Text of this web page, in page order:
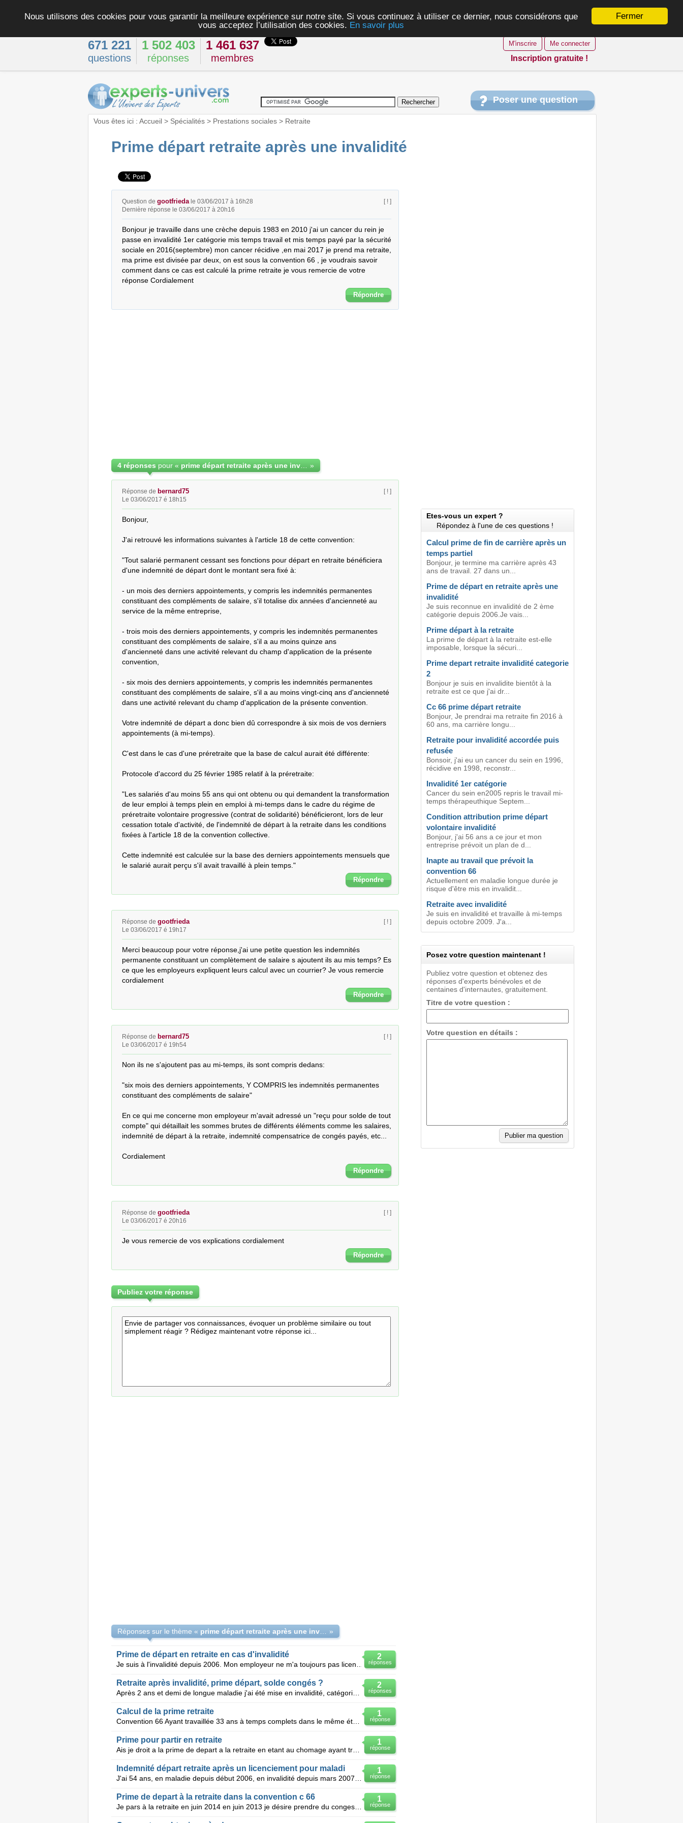
Fermer
Nous utilisons des cookies pour vous garantir la meilleure expérience sur notre site. Si vous continuez à utiliser ce dernier, nous considérons que
vous acceptez l’utilisation des cookies. En savoir plus
671 221
questions
1 502 403
réponses
1 461 637
membres
M'inscrire Me connecter
Inscription gratuite !
Poser une question
Vous êtes ici : Accueil> Spécialités> Prestations sociales> Retraite
Prime départ retraite après une invalidité
Question de gootfriedale 03/06/2017 à 16h28
Dernière réponse le 03/06/2017 à 20h16
[ ! ]
Bonjour je travaille dans une crèche depuis 1983 en 2010 j'ai un cancer du rein je
passe en invalidité 1er catégorie mis temps travail et mis temps payé par la sécurité
sociale en 2016(septembre) mon cancer récidive ,en mai 2017 je prend ma retraite,
ma prime est divisée par deux, on est sous la convention 66 , je voudrais savoir
comment dans ce cas est calculé la prime retraite je vous remercie de votre
réponse Cordialement
Répondre
4 réponses pour « prime départ retraite après une invalidité »
Réponse de bernard75
Le 03/06/2017 é 18h15
[ ! ]
Bonjour,
J'ai retrouvé les informations suivantes à l'article 18 de cette convention:
"Tout salarié permanent cessant ses fonctions pour départ en retraite bénéficiera
d'une indemnité de départ dont le montant sera fixé à:
- un mois des derniers appointements, y compris les indemnités permanentes
constituant des compléments de salaire, s'il totalise dix années d'ancienneté au
service de la même entreprise,
- trois mois des derniers appointements, y compris les indemnités permanentes
constituant des compléments de salaire, s'il a au moins quinze ans
d'ancienneté dans une activité relevant du champ d'application de la présente
convention,
- six mois des derniers appointements, y compris les indemnités permanentes
constituant des compléments de salaire, s'il a au moins vingt-cinq ans d'ancienneté
dans une activité relevant du champ d'application de la présente convention.
Votre indemnité de départ a donc bien dû correspondre à six mois de vos derniers
appointements (à mi-temps).
C'est dans le cas d'une préretraite que la base de calcul aurait été différente:
Protocole d'accord du 25 février 1985 relatif à la préretraite:
"Les salariés d'au moins 55 ans qui ont obtenu ou qui demandent la transformation
de leur emploi à temps plein en emploi à mi-temps dans le cadre du régime de
préretraite volontaire progressive (contrat de solidarité) bénéficieront, lors de leur
cessation totale d'activité, de l'indemnité de départ à la retraite dans les conditions
fixées à l'article 18 de la convention collective.
Cette indemnité est calculée sur la base des derniers appointements mensuels que
le salarié aurait perçu s'il avait travaillé à plein temps."
Répondre
Réponse de gootfrieda
Le 03/06/2017 é 19h17
[ ! ]
Merci beaucoup pour votre réponse,j'ai une petite question les indemnités
permanente constituant un complètement de salaire s ajoutent ils au mis temps? Es
ce que les employeurs expliquent leurs calcul avec un courrier? Je vous remercie
cordialement
Répondre
Réponse de bernard75
Le 03/06/2017 é 19h54
[ ! ]
Non ils ne s'ajoutent pas au mi-temps, ils sont compris dedans:
"six mois des derniers appointements, Y COMPRIS les indemnités permanentes
constituant des compléments de salaire"
En ce qui me concerne mon employeur m'avait adressé un "reçu pour solde de tout
compte" qui détaillait les sommes brutes de différents éléments comme les salaires,
indemnité de départ à la retraite, indemnité compensatrice de congés payés, etc...
Cordialement
Répondre
Réponse de gootfrieda
Le 03/06/2017 é 20h16
[ ! ]
Je vous remercie de vos explications cordialement
Répondre
Publiez votre réponse
Réponses sur le thème « prime départ retraite après une invalidité »
2
réponses
Prime de départ en retraite en cas d'invalidité
2
réponses
Retraite après invalidité, prime départ, solde congés ?
Après 2 ans et demi de longue maladie j'ai été mise en invalidité, catégorie 2 en septembre 2011. J
1
réponse
Calcul de la prime retraite
Convention 66 Ayant travaillée 33 ans à temps complets dans le même établissement puis après un an
1
réponse
Prime pour partir en retraite
Ais je droit a la prime de depart a la retraite en etant au chomage ayant travaille dans une concess
1
réponse
Indemnité départ retraite après un licenciement pour maladi
1
réponse
Prime de depart à la retraite dans la convention c 66
Je pars à la retraite en juin 2014 en juin 2013 je désire prendre du conges sans solde sur un mi te
Etes-vous un expert ?
Répondez à l'une de ces questions !
Calcul prime de fin de carrière après un
temps partiel
Bonjour, je termine ma carrière après 43
ans de travail. 27 dans un...
Prime de départ en retraite après une
invalidité
Je suis reconnue en invalidité de 2 ème
catégorie depuis 2006.Je vais...
Prime départ à la retraite
La prime de départ à la retraite est-elle
imposable, lorsque la sécuri...
Prime depart retraite invalidité categorie
2
Bonjour je suis en invalidite bientôt à la
retraite est ce que j'ai dr...
Cc 66 prime départ retraite
Bonjour, Je prendrai ma retraite fin 2016 à
60 ans, ma carrière longu...
Retraite pour invalidité accordée puis
refusée
Bonsoir, j'ai eu un cancer du sein en 1996,
récidive en 1998, reconstr...
Invalidité 1er catégorie
Cancer du sein en2005 repris le travail mi-
temps thérapeuthique Septem...
Condition attribution prime départ
volontaire invalidité
Bonjour, j'ai 56 ans a ce jour et mon
entreprise prévoit un plan de d...
Inapte au travail que prévoit la
convention 66
Actuellement en maladie longue durée je
risque d'être mis en invalidit...
Retraite avec invalidité
Je suis en invalidité et travaille à mi-temps
depuis octobre 2009. J'a...
Posez votre question maintenant !
Publiez votre question et obtenez des
réponses d'experts bénévoles et de
centaines d'internautes, gratuitement.
Titre de votre question :
Votre question en détails :